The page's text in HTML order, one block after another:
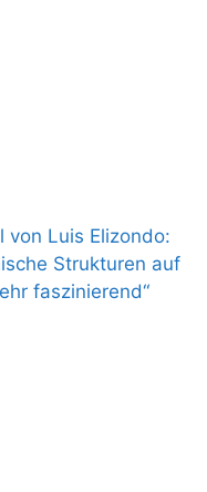
von Luis Elizondo:
Strukturen auf
faszinierend“